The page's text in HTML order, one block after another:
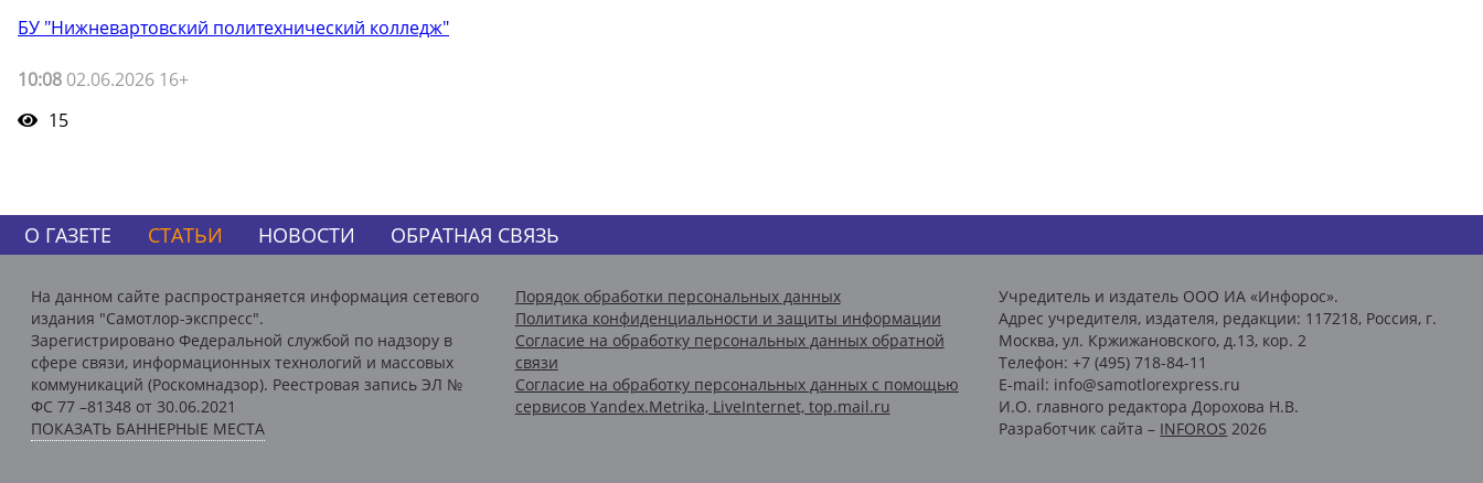
БУ "Нижневартовский политехнический колледж"
10:08 02.06.2026 16+
15
О ГАЗЕТЕ СТАТЬИ НОВОСТИ ОБРАТНАЯ СВЯЗЬ
На данном сайте распространяется информация сетевого
издания "Самотлор-экспресс".
Зарегистрировано Федеральной службой по надзору в
сфере связи, информационных технологий и массовых
коммуникаций (Роскомнадзор). Реестровая запись ЭЛ №
ФС 77 –81348 от 30.06.2021
ПОКАЗАТЬ БАННЕРНЫЕ МЕСТА
Порядок обработки персональных данных
Политика конфиденциальности и защиты информации
Согласие на обработку персональных данных обратной
связи
Согласие на обработку персональных данных с помощью
сервисов Yandex.Metrika, LiveInternet, top.mail.ru
Учредитель и издатель ООО ИА «Инфорос».
Адрес учредителя, издателя, редакции: 117218, Россия, г.
Москва, ул. Кржижановского, д.13, кор. 2
Телефон: +7 (495) 718-84-11
E-mail: info@samotlorexpress.ru
И.О. главного редактора Дорохова Н.В.
Разработчик сайта – INFOROS 2026